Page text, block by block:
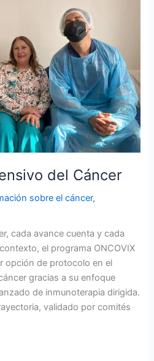
del Cáncer
sobre el cáncer,
cada avance cuenta y cada
el programa ONCOVIX
opción de protocolo en el
gracias a su enfoque
de inmunoterapia dirigida.
validado por comités